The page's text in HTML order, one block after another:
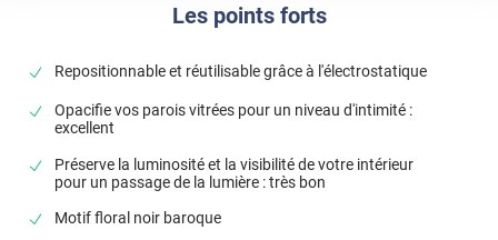
Les points forts
Repositionnable et réutilisable grâce à l'électrostatique
Opacifie vos parois vitrées pour un niveau d'intimité :
excellent
Préserve la luminosité et la visibilité de votre intérieur
pour un passage de la lumière : très bon
Motif floral noir baroque